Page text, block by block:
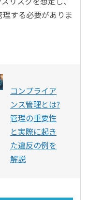
する必要がありま
コンプライア
ンス管理とは?
管理の重要性
と実際に起き
た違反の例を
解説